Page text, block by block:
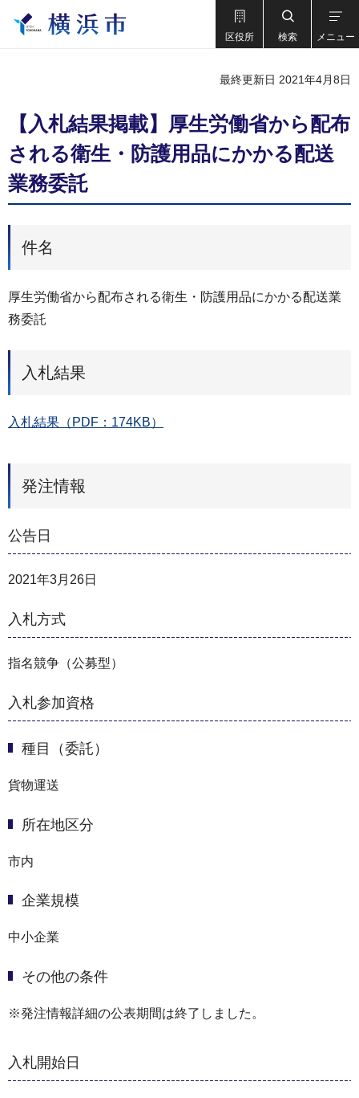
区役所 検索 メニュー
最終更新日 2021年4月8日
【入札結果掲載】厚生労働省から配布
される衛生・防護用品にかかる配送
業務委託
件名
厚生労働省から配布される衛生・防護用品にかかる配送業
務委託
入札結果
入札結果（PDF：174KB）
発注情報
公告日
2021年3月26日
入札方式
指名競争（公募型）
入札参加資格
種目（委託）
貨物運送
所在地区分
市内
企業規模
中小企業
その他の条件
※発注情報詳細の公表期間は終了しました。
入札開始日